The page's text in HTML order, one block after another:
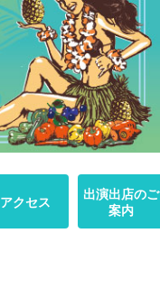
アクセス
出演出店のご
案内